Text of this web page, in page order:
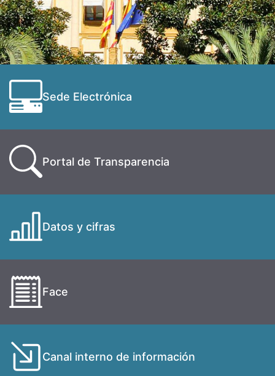
Sede Electrónica
Portal de Transparencia
Datos y cifras
Face
Canal interno de información